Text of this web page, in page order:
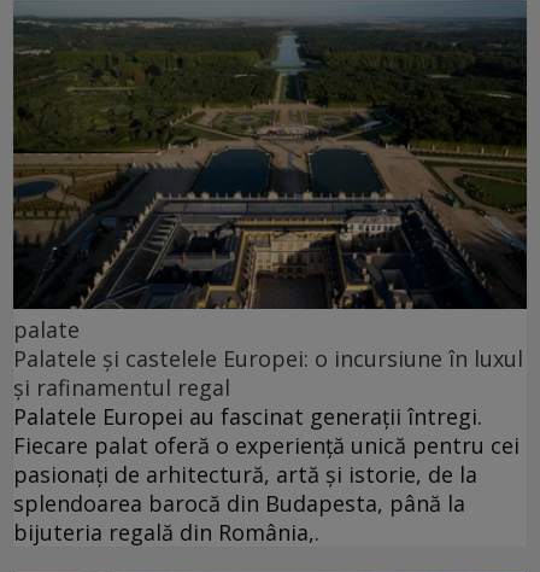
palate
Palatele și castelele Europei: o incursiune în luxul
și rafinamentul regal
Palatele Europei au fascinat generații întregi.
Fiecare palat oferă o experiență unică pentru cei
pasionați de arhitectură, artă și istorie, de la
splendoarea barocă din Budapesta, până la
bijuteria regală din România,.